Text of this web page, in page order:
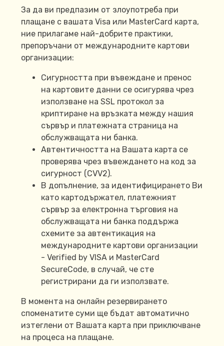
За да ви предпазим от злоупотреба при
плащане с вашата Visa или MasterCard карта,
ние прилагаме най-добрите практики,
препоръчани от международните картови
организации:
Сигурността при въвеждане и пренос
на картовите данни се осигурява чрез
използване на SSL протокол за
криптиране на връзката между нашия
сървър и платежната страница на
обслужващата ни банка.
Автентичността на Вашата карта се
проверява чрез въвеждането на код за
сигурност (CVV2).
В допълнение, за идентифицирането Ви
като картодържател, платежният
сървър за електронна търговия на
обслужващата ни банка поддържа
схемите за автентикация на
международните картови организации
- Verified by VISA и MasterCard
SecureCode, в случай, че сте
регистрирани да ги използвате.
В момента на онлайн резервирането
споменатите суми ще бъдат автоматично
изтеглени от Вашата карта при приключване
на процеса на плащане.